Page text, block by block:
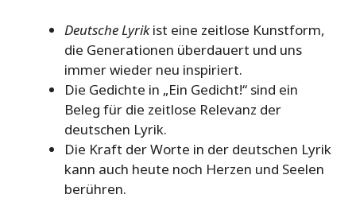
Deutsche Lyrikist eine zeitlose Kunstform,
die Generationen überdauert und uns
immer wieder neu inspiriert.
Die Gedichte in „Ein Gedicht!“ sind ein
Beleg für die zeitlose Relevanz der
deutschen Lyrik.
Die Kraft der Worte in der deutschen Lyrik
kann auch heute noch Herzen und Seelen
berühren.